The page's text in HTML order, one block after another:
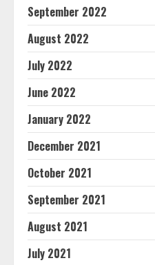
September 2022
August 2022
July 2022
June 2022
January 2022
December 2021
October 2021
September 2021
August 2021
July 2021